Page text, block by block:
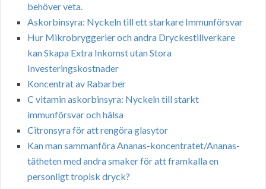
behöver veta.
Askorbinsyra: Nyckeln till ett starkare Immunförsvar
Hur Mikrobryggerier och andra Dryckestillverkare
kan Skapa Extra Inkomst utan Stora
Investeringskostnader
Koncentrat av Rabarber
C vitamin askorbinsyra: Nyckeln till starkt
immunförsvar och hälsa
Citronsyra för att rengöra glasytor
Kan man sammanföra Ananas-koncentratet/Ananas-
tätheten med andra smaker för att framkalla en
personligt tropisk dryck?